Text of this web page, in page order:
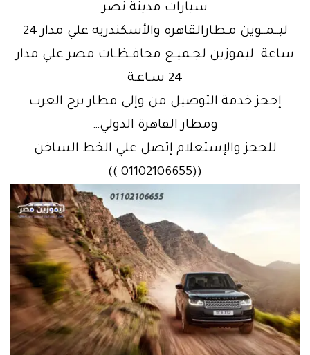
سيارات مدينة نصر
ليــمــوين مـطارالقاهره والأسكندريه علي مدار 24
ساعة. ليموزين لجـميـع محافـظـات مصر علي مدار
24 سـاعـة
إحجز خدمة التوصيل من وإلى مطار برج العرب
ومطار القاهرة الدولي…
للحجز والإستعلام إتصل علي الخط الساخن
((01102106655 ))